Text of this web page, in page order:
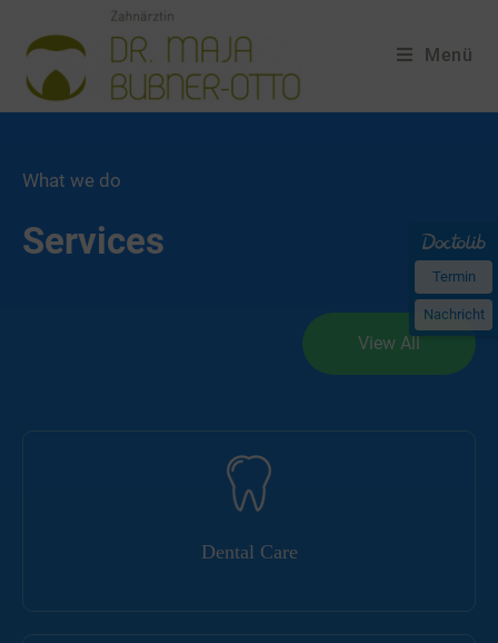
Termin
Nachricht
Menü
What we do
Services
View All
Dental Care